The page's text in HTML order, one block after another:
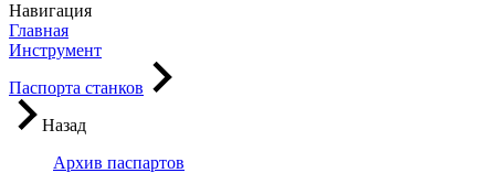
Навигация
Главная
Инструмент
Паспорта станков
Назад
Архив паспартов